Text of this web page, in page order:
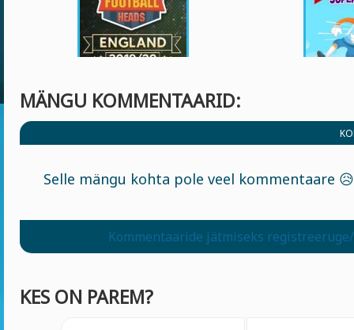
MÄNGU KOMMENTAARID:
Selle mängu kohta pole veel kommentaare
Kommentaaride jätmiseks
KES ON PAREM?